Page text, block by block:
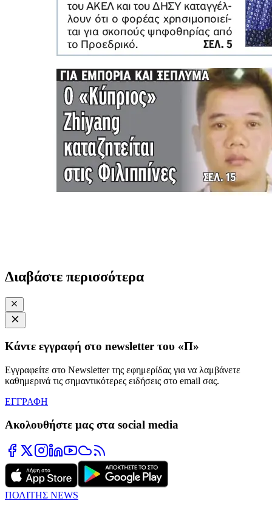
Διαβάστε περισσότερα
Κάντε εγγραφή στο newsletter του «Π»
Εγγραφείτε στο Newsletter της εφημερίδας για να λαμβάνετε
καθημερινά τις σημαντικότερες ειδήσεις στο email σας.
ΕΓΓΡΑΦΗ
Ακολουθήστε μας στα social media
ΠΟΛΙΤΗΣ NEWS